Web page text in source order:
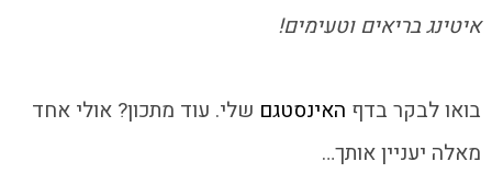
איטינג בריאים וטעימים!
בואו לבקר בדף האינסטגם שלי. עוד מתכון? אולי אחד
מאלה יעניין אותך…